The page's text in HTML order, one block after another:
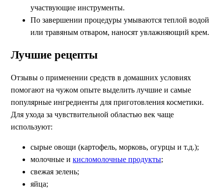
участвующие инструменты.
По завершении процедуры умываются теплой водой
или травяным отваром, наносят увлажняющий крем.
Лучшие рецепты
Отзывы о применении средств в домашних условиях
помогают на чужом опыте выделить лучшие и самые
популярные ингредиенты для приготовления косметики.
Для ухода за чувствительной областью век чаще
используют:
сырые овощи (картофель, морковь, огурцы и т.д.);
молочные и кисломолочные продукты;
свежая зелень;
яйца;